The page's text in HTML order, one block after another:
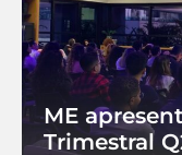
ME
Trimestral